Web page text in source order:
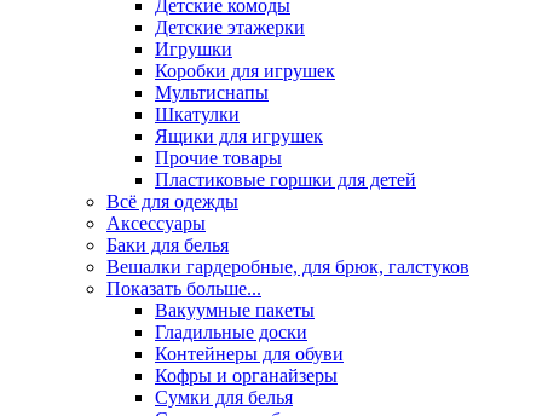
Детские комоды
Детские этажерки
Игрушки
Коробки для игрушек
Мультиснапы
Шкатулки
Ящики для игрушек
Прочие товары
Пластиковые горшки для детей
Всё для одежды
Аксессуары
Баки для белья
Вешалки гардеробные, для брюк, галстуков
Показать больше...
Вакуумные пакеты
Гладильные доски
Контейнеры для обуви
Кофры и органайзеры
Сумки для белья